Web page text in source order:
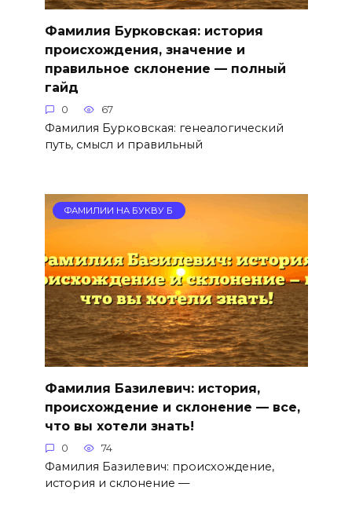
Фамилия Бурковская: история
происхождения, значение и
правильное склонение — полный
гайд
0 67
Фамилия Бурковская: генеалогический
путь, смысл и правильный
ФАМИЛИИ НА БУКВУ Б
Фамилия Базилевич: история,
происхождение и склонение — все,
что вы хотели знать!
0 74
Фамилия Базилевич: происхождение,
история и склонение —